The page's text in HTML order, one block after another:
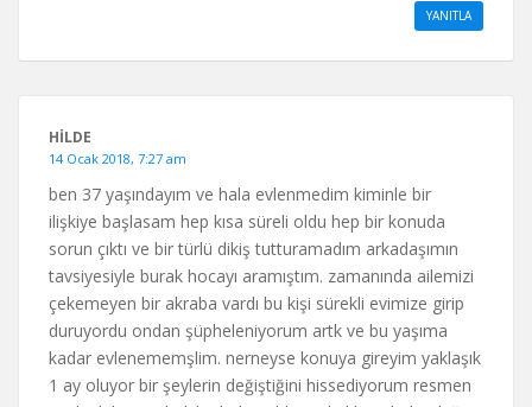
YANITLA
HİLDE
14 Ocak 2018, 7:27 am
ben 37 yaşındayım ve hala evlenmedim kiminle bir
ilişkiye başlasam hep kısa süreli oldu hep bir konuda
sorun çıktı ve bir türlü dikiş tutturamadım arkadaşımın
tavsiyesiyle burak hocayı aramıştım. zamanında ailemizi
çekemeyen bir akraba vardı bu kişi sürekli evimize girip
duruyordu ondan şüpheleniyorum artk ve bu yaşıma
kadar evlenememşlim. nerneyse konuya gireyim yaklaşık
1 ay oluyor bir şeylerin değiştiğini hissediyorum resmen